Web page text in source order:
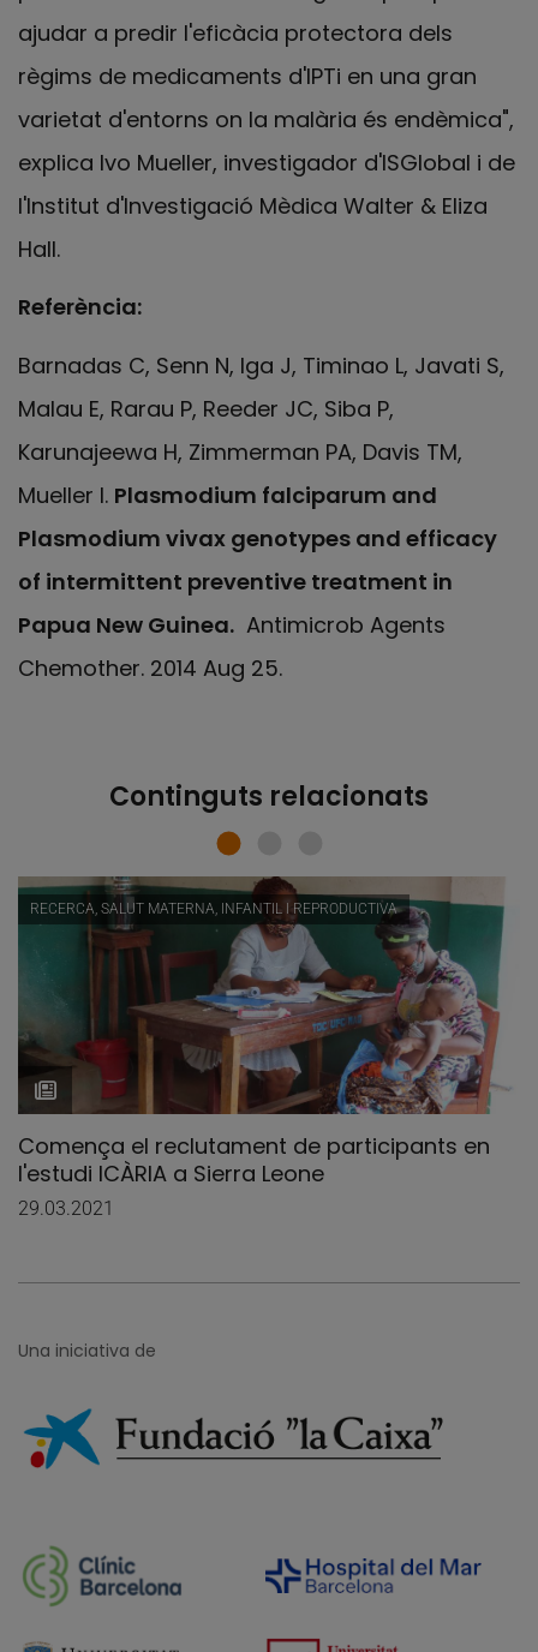
ajudar a predir l'eficàcia protectora dels
règims de medicaments d'IPTi en una gran
varietat d'entorns on la malària és endèmica",
explica Ivo Mueller, investigador d'ISGlobal i de
l'Institut d'Investigació Mèdica Walter & Eliza
Hall.
Referència:
Barnadas C, Senn N, Iga J, Timinao L, Javati S,
Malau E, Rarau P, Reeder JC, Siba P,
Karunajeewa H, Zimmerman PA, Davis TM,
Mueller I. Plasmodium falciparum and
Plasmodium vivax genotypes and efficacy
of intermittent preventive treatment in
Papua New Guinea. Antimicrob Agents
Chemother. 2014 Aug 25.
Continguts relacionats
RECERCA, SALUT MATERNA, INFANTIL I REPRODUCTIVA
Comença el reclutament de participants en
l'estudi ICÀRIA a Sierra Leone
29.03.2021
Una iniciativa de